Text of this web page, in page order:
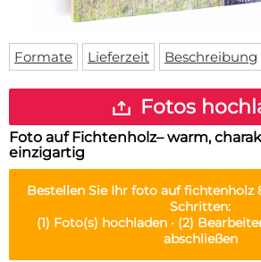
Fußmatte
Custom skateboard deck
Lieferzeiten
Login
WhatsApp
Formate Lieferzeit Beschreibung
Fotos
Foto auf Fichtenholz– warm,
einzigartig
Bestellen Sie Ihr foto auf fichtenholz
Schritten:
(1) Foto(s) hochladen · (2)
abschließen